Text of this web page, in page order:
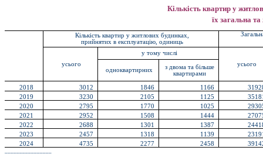
Кількість квартир у
їх загальна
Кількість квартир у житлових будинках,
прийнятих в експлуатацію, одиниць
усього
у тому числі
усього
одноквартирних
з двома та більше
квартирами
2018 3012 1846 1166
2019
3230 2105 1125
2020
2795 1770 1025
2021
2952 1508 1444
2022
2688 1301 1387
2023
2457 1318 1139
2024
4735 2277 2458